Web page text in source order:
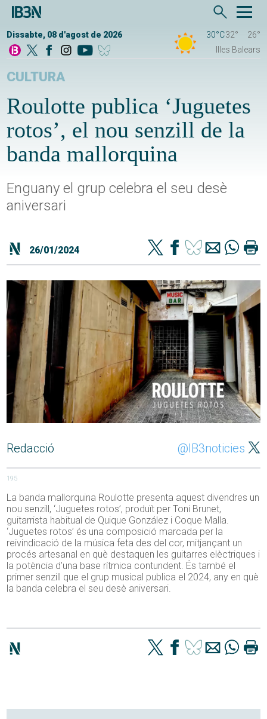
Dissabte, 08 d'agost de 2026 30°C32°
26°
Illes Balears
CULTURA
Roulotte publica ‘Juguetes
rotos’, el nou senzill de la
banda mallorquina
Enguany el grup celebra el seu desè
aniversari
26/01/2024
Redacció @IB3noticies
195
La banda mallorquina Roulotte presenta aquest divendres un
nou senzill, ‘Juguetes rotos’, produït per Toni Brunet,
guitarrista habitual de Quique González i Coque Malla.
‘Juguetes rotos’ és una composició marcada per la
reivindicació de la música feta des del cor, mitjançant un
procés artesanal en què destaquen les guitarres elèctriques i
la potència d’una base rítmica contundent. És també el
primer senzill que el grup musical publica el 2024, any en què
la banda celebra el seu desè aniversari.